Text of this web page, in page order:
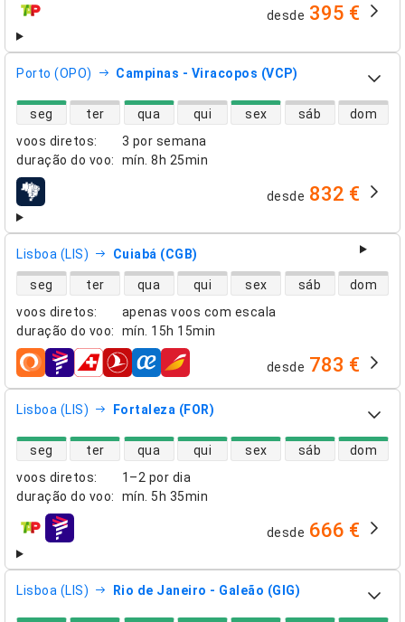
companhias aéreas desde 395 €
Porto (OPO) Campinas - Viracopos (VCP)
voos diretos:
3 por semana
duração do voo: mín. 8h 25min
disponibilidade de voos diretos
seg ter qua qui sex sáb dom
companhias aéreas desde 832 €
Lisboa (LIS) Cuiabá (CGB)
voos diretos:
apenas voos com escala
duração do voo: mín. 15h 15min
disponibilidade de voos diretos
seg ter qua qui sex sáb dom
companhias aéreas desde 783 €
Lisboa (LIS) Fortaleza (FOR)
voos diretos:
1–2 por dia
duração do voo: mín. 5h 35min
disponibilidade de voos diretos
seg ter qua qui sex sáb dom
companhias aéreas desde 666 €
Lisboa (LIS) Rio de Janeiro - Galeão (GIG)